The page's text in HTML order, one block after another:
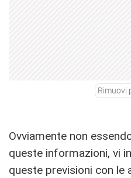
Rimuovi
Ovviamente non
queste informazioni, vi
queste previsioni con le